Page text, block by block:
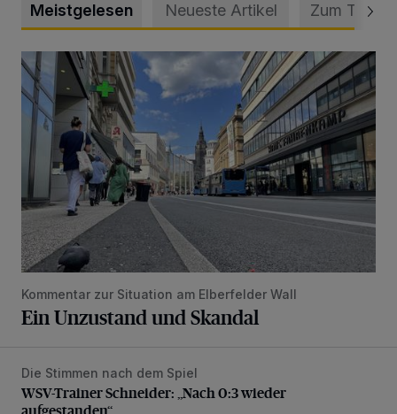
Meistgelesen Neueste Artikel Zum Thema
Ein Unzustand und Skandal
Kommentar zur Situation am Elberfelder Wall
Ein Unzustand und Skandal
WSV-Trainer Schneider: „Nach 0:3 wieder aufgestanden“
Die Stimmen nach dem Spiel
WSV-Trainer Schneider: „Nach 0:3 wieder
aufgestanden“